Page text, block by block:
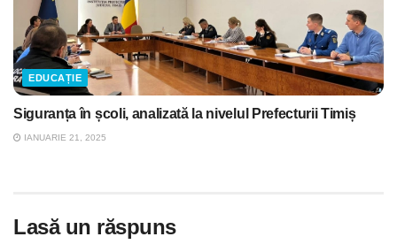
EDUCAȚIE
Siguranța în școli, analizată la nivelul Prefecturii Timiș
IANUARIE 21, 2025
Lasă un răspuns